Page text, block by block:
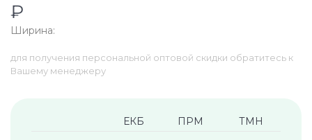
₽
Ширина:
для получения персональной оптовой скидки обратитесь к
Вашему менеджеру
ЕКБ ПРМ ТМН